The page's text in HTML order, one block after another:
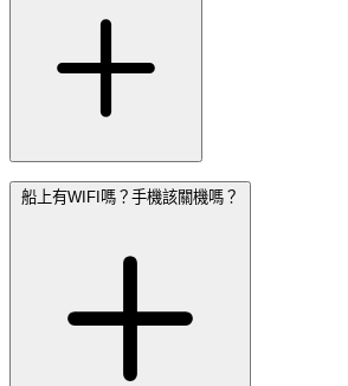
船上有WIFI嗎？手機該關機嗎？